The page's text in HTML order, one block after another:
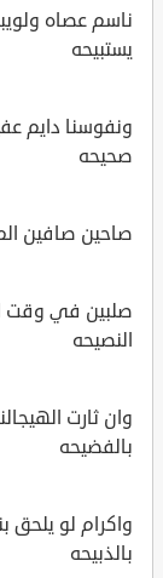
ناسم عصاه
يستبيحه
ونفوسنا دايم
صحيحه
صاحين صافين
صلبين في وقت
النصيحه
وان ثارت
بالفضيحه
واكرام لو
بالذبيحه